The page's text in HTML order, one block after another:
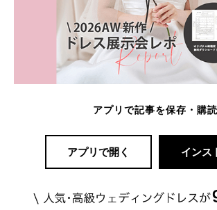
アプリで記事を保存・購読
アプリで開く インス